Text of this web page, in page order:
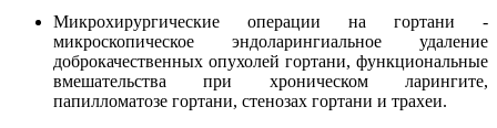
Микрохирургические операции на гортани -
микроскопическое эндоларингиальное удаление
доброкачественных опухолей гортани, функциональные
вмешательства при хроническом ларингите,
папилломатозе гортани, стенозах гортани и трахеи.